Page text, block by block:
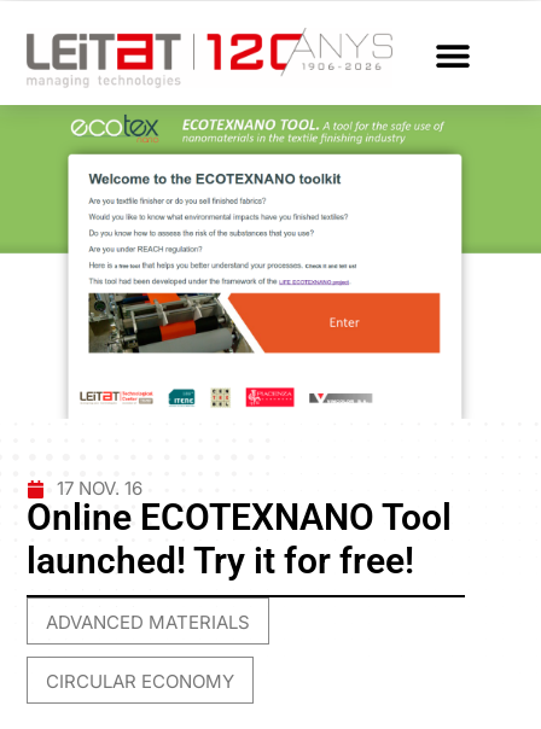
17 NOV. 16
Online ECOTEXNANO Tool
launched! Try it for free!
ADVANCED MATERIALS
CIRCULAR ECONOMY